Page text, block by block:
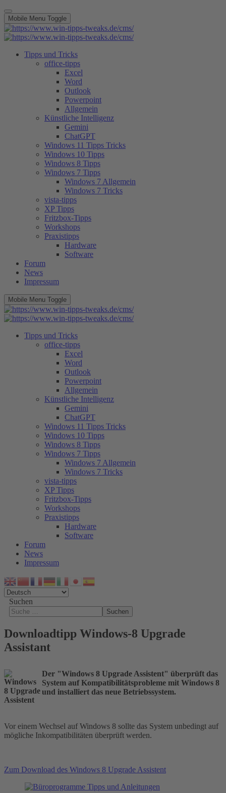
Mobile Menu Toggle
Tipps und Tricks
office-tipps
Excel
Word
Outlook
Powerpoint
Allgemein
Künstliche Intelligenz
Gemini
ChatGPT
Windows 11 Tipps Tricks
Windows 10 Tipps
Windows 8 Tipps
Windows 7 Tipps
Windows 7 Allgemein
Windows 7 Tricks
vista-tipps
XP Tipps
Fritzbox-Tipps
Workshops
Praxistipps
Hardware
Software
Forum
News
Impressum
Mobile Menu Toggle
Tipps und Tricks
office-tipps
Excel
Word
Outlook
Powerpoint
Allgemein
Künstliche Intelligenz
Gemini
ChatGPT
Windows 11 Tipps Tricks
Windows 10 Tipps
Windows 8 Tipps
Windows 7 Tipps
Windows 7 Allgemein
Windows 7 Tricks
vista-tipps
XP Tipps
Fritzbox-Tipps
Workshops
Praxistipps
Hardware
Software
Forum
News
Impressum
Suchen
Suchen
Downloadtipp Windows-8 Upgrade
Assistant
Der "Windows 8 Upgrade Assistent" überprüft das
System auf Kompatibilitätsprobleme mit Windows 8
und installiert das neue Betriebssystem.
Vor einem Wechsel auf Windows 8 sollte das System unbedingt auf
mögliche Inkompatibilitäten überprüft werden.
Zum Download des Windows 8 Upgrade Assistent